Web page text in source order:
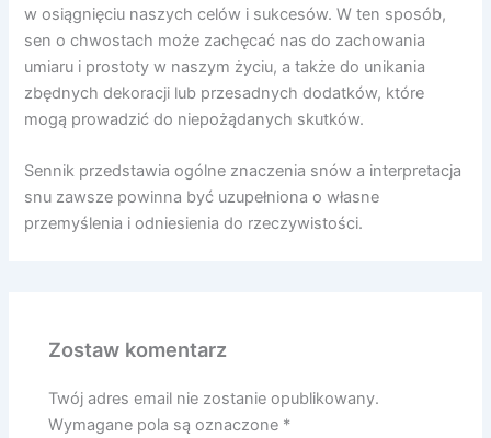
w osiągnięciu naszych celów i sukcesów. W ten sposób,
sen o chwostach może zachęcać nas do zachowania
umiaru i prostoty w naszym życiu, a także do unikania
zbędnych dekoracji lub przesadnych dodatków, które
mogą prowadzić do niepożądanych skutków.
Sennik przedstawia ogólne znaczenia snów a interpretacja
snu zawsze powinna być uzupełniona o własne
przemyślenia i odniesienia do rzeczywistości.
Zostaw komentarz
Twój adres email nie zostanie opublikowany.
Wymagane pola są oznaczone *